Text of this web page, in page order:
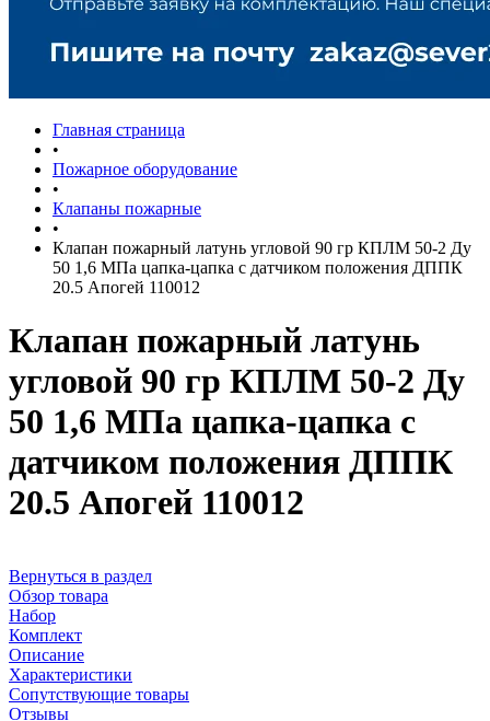
Главная страница
•
Пожарное оборудование
•
Клапаны пожарные
•
Клапан пожарный латунь угловой 90 гр КПЛМ 50-2 Ду
50 1,6 МПа цапка-цапка с датчиком положения ДППК
20.5 Апогей 110012
Клапан пожарный латунь
угловой 90 гр КПЛМ 50-2 Ду
50 1,6 МПа цапка-цапка с
датчиком положения ДППК
20.5 Апогей 110012
Вернуться в раздел
Обзор товара
Набор
Комплект
Описание
Характеристики
Сопутствующие товары
Отзывы